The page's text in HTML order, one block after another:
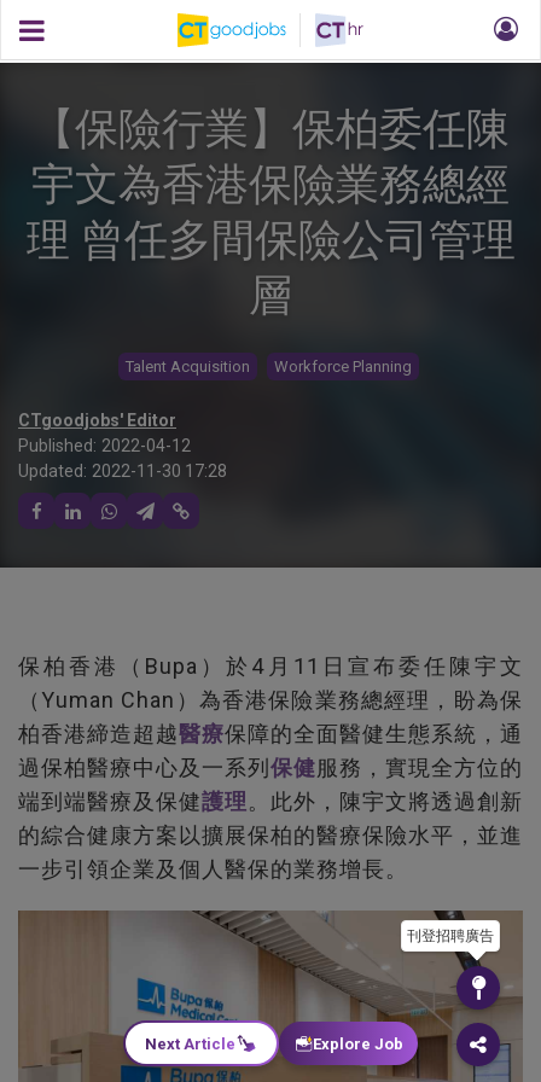
【保險行業】保柏委任陳
宇文為香港保險業務總經
理 曾任多間保險公司管理
層
Talent Acquisition Workforce Planning
CTgoodjobs' Editor
Published: 2022-04-12
Updated: 2022-11-30 17:28
保柏香港（Bupa）於4月11日宣布委任陳宇文
（Yuman Chan）為香港保險業務總經理，盼為保
柏香港締造超越醫療保障的全面醫健生態系統，通
過保柏醫療中心及一系列 保健服務，實現全方位的
端到端醫療及保健護理。此外，陳宇文將透過創新
的綜合健康方案以擴展保柏的醫療保險水平，並進
一步引領企業及個人醫保的業務增長。
刊登招聘廣告
Next Article Explore Job